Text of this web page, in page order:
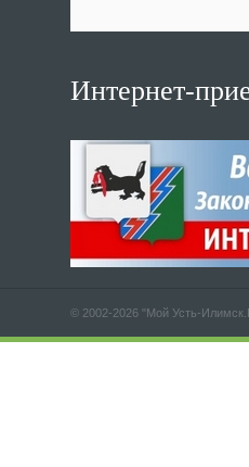
Интернет-
© 2002-2026 "Мой Усть-